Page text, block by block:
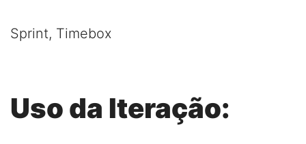
Sprint, Timebox
Uso da Iteração: